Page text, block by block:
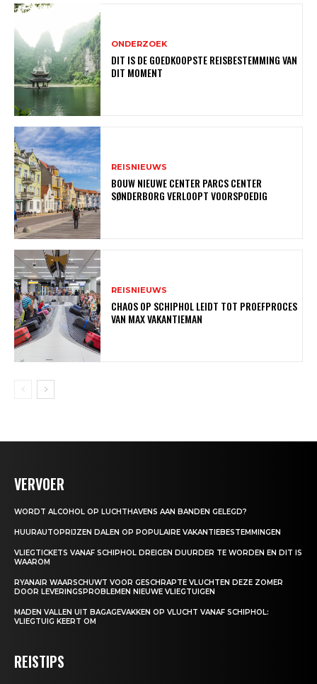
ONDERZOEK
DIT IS DE GOEDKOOPSTE REISBESTEMMING VAN
DIT MOMENT
REISNIEUWS
BOUW NIEUWE CENTER PARCS CENTER
SØNDERBORG VERLOOPT VOORSPOEDIG
REISNIEUWS
CHAOS OP SCHIPHOL LEIDT TOT PROEFPROCES
VAN MAX VAKANTIEMAN
VERVOER
WORDT ALCOHOL OP LUCHTHAVENS AAN BANDEN GELEGD?
HUURAUTOPRIJZEN DALEN OP POPULAIRE VAKANTIEBESTEMMINGEN
VLIEGTICKETS VANAF SCHIPHOL DREIGEN DUURDER TE WORDEN EN DIT IS
WAAROM
RYANAIR WAARSCHUWT VOOR GESCHRAPTE VLUCHTEN DEZE ZOMER
DOOR LEVERINGSPROBLEMEN NIEUWE VLIEGTUIGEN
MADEN VALLEN UIT BAGAGEVAKKEN OP VLUCHT VANAF SCHIPHOL:
VLIEGTUIG KEERT OM
REISTIPS